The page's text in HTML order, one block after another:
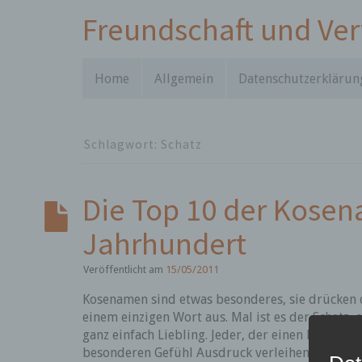
Freundschaft und
Home Allgemein
Schlagwort: Schatz
Die Top 10 der
Jahrhundert
Veröffentlicht am 15/05/2011
Kosenamen sind etwas besonderes, sie
einem einzigen Wort aus. Mal ist es der
ganz einfach Liebling. Jeder, der einen
besonderen Gefühl Ausdruck verleihen.